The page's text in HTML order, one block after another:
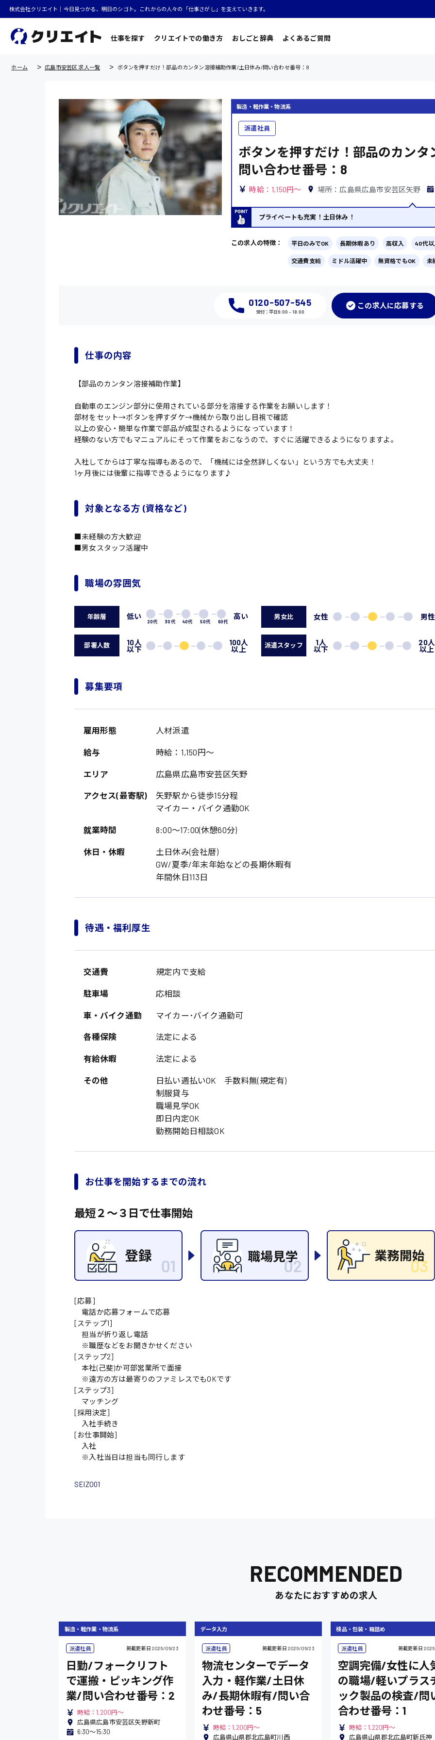
株式会社クリエイト｜今日見つかる、明日のシゴト。これからの人々の「仕事さがし」を支えていきます。
仕事を探す クリエイトでの働き方 おしごと辞典 よくあるご質問
オフィスワーク系
貿易事務
総務事務
システムエンジニア
販売・サービス・フード系
経営企画 販売 レジ
洗い場
ラウンダー営業 ルート営業
配送・ドライバー
広島市中区
広島市佐伯区
廿日市市
山県郡
福岡県
熊本県
愛知県
時給制すべて
日給制すべて 月給制すべて
時給1300円〜
時給1400円〜
ホーム 広島市安芸区 求人一覧 ボタンを押すだけ！部品のカンタン溶接補助作業/土日休み/問い合わせ番号：8
製造・軽作業・物流系
派遣社員
ボタンを押すだけ！部品のカン
問い合わせ番号：8
時給：1,150円～ 場所：広島県広島市安芸区矢野
プライベートも充実！土日休み！
この求人の特徴： 平日のみでOK 長期休暇あり 高収入 40代
交通費支給 ミドル活躍中 無資格でもOK 未
0120-507-545
受付：平日9:00 - 18:00
この求人に応募する
仕事の内容
【部品のカンタン溶接補助作業】
自動車のエンジン部分に使用されている部分を溶接する作業をお願いします！
部材をセット→ボタンを押すダケ→機械から取り出し目視で確認
以上の安心・簡単な作業で部品が成型されるようになっています！
経験のない方でもマニュアルにそって作業をおこなうので、すぐに活躍できるようになりますよ。
入社してからは丁寧な指導もあるので、「機械には全然詳しくない」という方でも大丈夫！
1ヶ月後には後輩に指導できるようになります♪
対象となる方 (資格など)
■未経験の方大歓迎
■男女スタッフ活躍中
職場の雰囲気
年齢層 低い
20代 30代 40代 50代 60代
高い 男女比 女性 男性
部署人数 10人
以下
100人
以上 派遣スタッフ 1人
以下
20人
以上
募集要項
雇用形態 人材派遣
給与 時給：1,150円～
エリア 広島県広島市安芸区矢野
アクセス(最寄駅)
矢野駅から徒歩15分程
マイカー・バイク通勤OK
就業時間 8:00〜17:00(休憩60分)
休日・休暇
土日休み(会社暦)
GW/夏季/年末年始などの長期休暇有
年間休日113日
待遇・福利厚生
交通費 規定内で支給
駐車場 応相談
車・バイク通勤 マイカー･バイク通勤可
各種保険 法定による
有給休暇 法定による
その他
日払い週払いOK 手数料無(規定有)
制服貸与
職場見学OK
即日内定OK
勤務開始日相談OK
お仕事を開始するまでの流れ
最短２〜３日で仕事開始
[応募]
電話か応募フォームで応募
[ステップ1]
担当が折り返し電話
※職歴などをお聞きかせください
[ステップ2]
本社(己斐)か可部営業所で面接
※遠方の方は最寄りのファミレスでもOKです
[ステップ3]
マッチング
[採用決定]
入社手続き
[お仕事開始]
入社
※入社当日は担当も同行します
SEIZO01
RECOMMENDED
あなたにおすすめの求人
製造・軽作業・物流系
派遣社員 掲載更新日 2026/06/23
日勤/フォークリフト
で運搬・ピッキング作
業/問い合わせ番号：2
時給：1,200円～
広島県広島市安芸区矢野新町
6:30〜15:30
データ入力
派遣社員 掲載更新日 2026/06/23
物流センターでデータ
入力・軽作業/土日休
み/長期休暇有/問い合
わせ番号：5
時給：1,200円～
広島県山県郡北広島町川西
検品・包装・箱詰め
派遣社員 掲載更新日
空調完備/女性に人
の職場/軽いプラス
ック製品の検査/問
合わせ番号：1
時給：1,220円～
広島県山県郡北広島町新氏神